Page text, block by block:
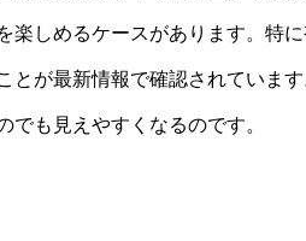
楽しめるケースがあります。特
とが最新情報で確認されていま
でも見えやすくなるのです。